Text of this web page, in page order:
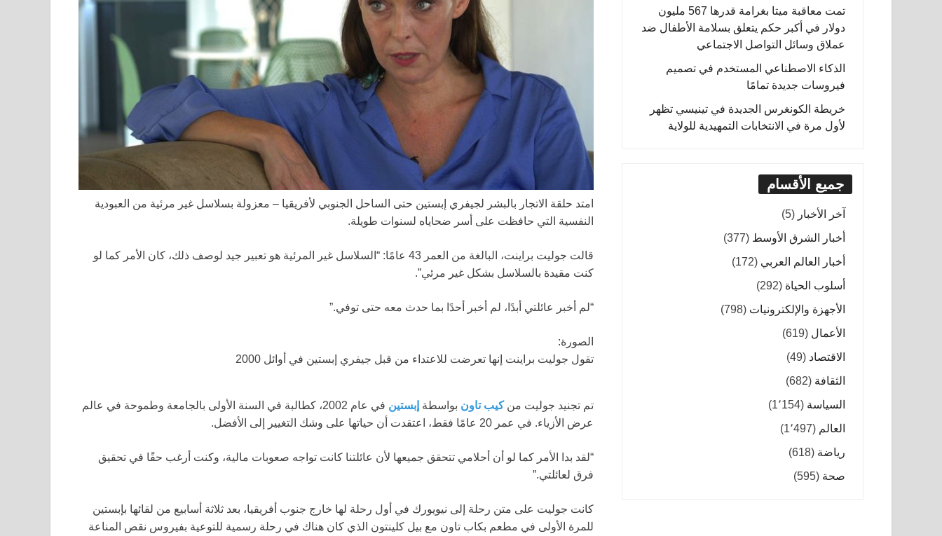
امتد حلقة الاتجار بالبشر لجيفري إبستين حتى الساحل الجنوبي لأفريقيا – معزولة بسلاسل غير مرئية من العبودية
النفسية التي حافظت على أسر ضحاياه لسنوات طويلة.
قالت جوليت براينت، البالغة من العمر 43 عامًا: “السلاسل غير المرئية هو تعبير جيد لوصف ذلك، كان الأمر كما لو
كنت مقيدة بالسلاسل بشكل غير مرئي”.
“لم أخبر عائلتي أبدًا، لم أخبر أحدًا بما حدث معه حتى توفي.”
الصورة:
تقول جوليت براينت إنها تعرضت للاعتداء من قبل جيفري إبستين في أوائل 2000
تم تجنيد جوليت منكيب تاون بواسطة إبستين
في عام 2002، كطالبة في السنة الأولى بالجامعة وطموحة في عالم
عرض الأزياء. في عمر 20 عامًا فقط، اعتقدت أن حياتها على وشك التغيير إلى الأفضل.
“لقد بدا الأمر كما لو أن أحلامي تتحقق جميعها لأن عائلتنا كانت تواجه صعوبات مالية، وكنت أرغب حقًا في تحقيق
فرق لعائلتي.”
كانت جوليت على متن رحلة إلى نيويورك في أول رحلة لها خارج جنوب أفريقيا، بعد ثلاثة أسابيع من لقائها بإبستين
للمرة الأولى في مطعم بكاب تاون مع بيل كلينتون الذي كان هناك في رحلة رسمية للتوعية بفيروس نقص المناعة
تمت معاقبة ميتا بغرامة قدرها 567 مليون
دولار في أكبر حكم يتعلق بسلامة الأطفال ضد
عملاق وسائل التواصل الاجتماعي
الذكاء الاصطناعي المستخدم في تصميم
فيروسات جديدة تمامًا
خريطة الكونغرس الجديدة في تينيسي تظهر
لأول مرة في الانتخابات التمهيدية للولاية
جميع الأقسام
آخر الأخبار (5)
أخبار الشرق الأوسط (377)
أخبار العالم العربي (172)
أسلوب الحياة (292)
الأجهزة والإلكترونيات (798)
الأعمال (619)
الاقتصاد (49)
الثقافة (682)
السياسة (1٬154)
العالم (1٬497)
رياضة (618)
صحة (595)